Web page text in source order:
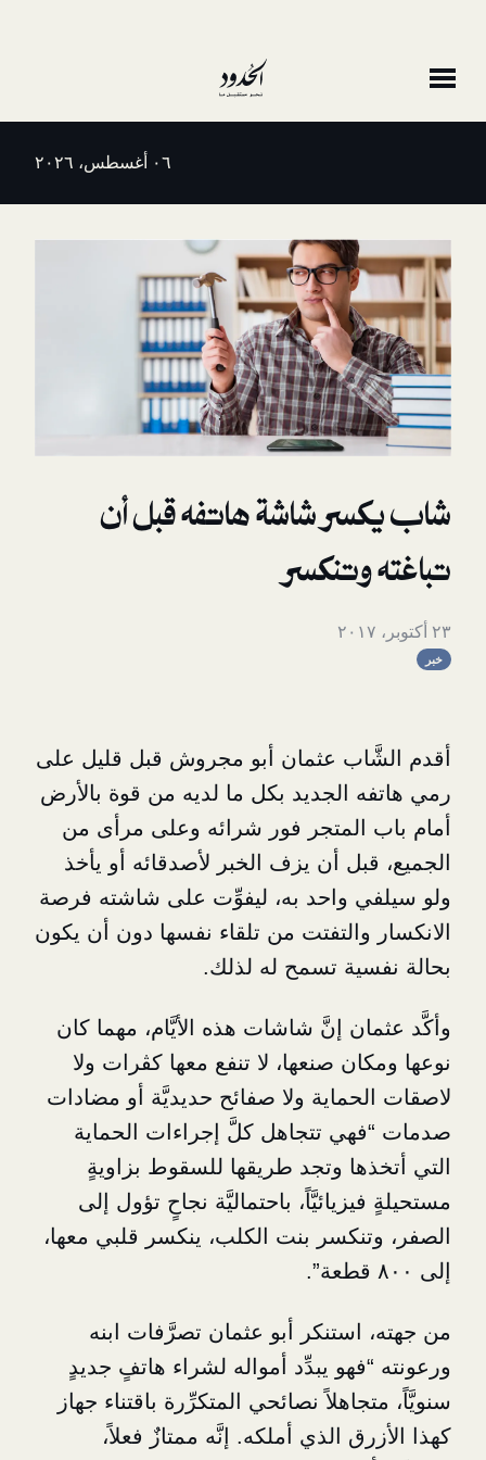
شاشة هاتفه قبل أن
عثمان أبو مجروش قبل قليل على
الجديد بكل ما لديه من قوة بالأرض
فور شرائه وعلى مرأى من
أنيزف الخبر لأصدقائهأو يأخذ
واحد به، ليفوِّت على شاشته فرصة
من تلقاء نفسها دون أن يكون
تسمح له لذلك.
إنَّ شاشات هذه الأيَّام، مهما كان
صنعها، لا تنفع معها ك ڤرات ولا
ولا صفائح حديديَّة أو مضادات
تتجاهل كلَّ إجراءات الحماية
وتجد طريقها للسقوط بزاويةٍ
باحتماليَّة نجاحٍ تؤول إلى
بنت الكلب، ينكسر قلبي معها،
أبو عثمان تصرَّفات ابنه
يبدِّد أمواله لشراء هاتفٍ جديدٍ
نصائحي المتكرِّرة باقتناء جهاز
الذي أملكه. إنَّه ممتازٌ فعلاً،